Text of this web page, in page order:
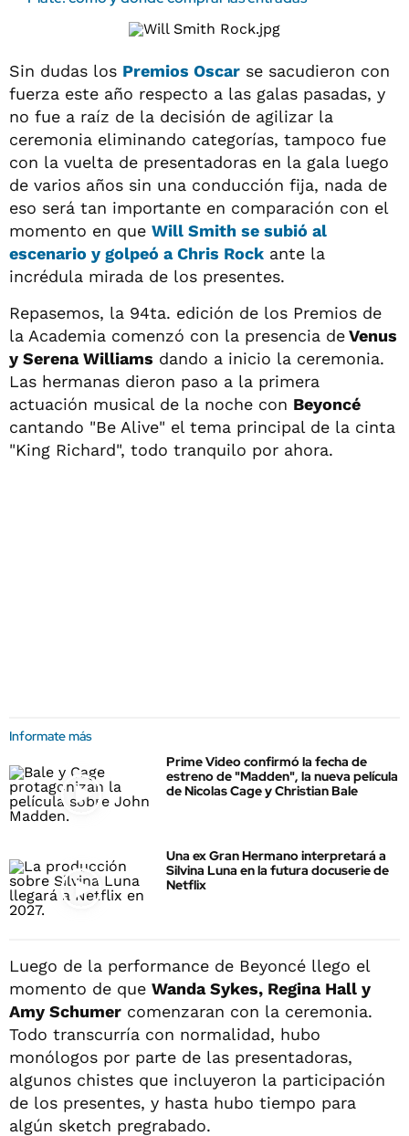
Sin dudas los Premios Oscar se sacudieron con
fuerza este año respecto a las galas pasadas, y
no fue a raíz de la decisión de agilizar la
ceremonia eliminando categorías, tampoco fue
con la vuelta de presentadoras en la gala luego
de varios años sin una conducción fija, nada de
eso será tan importante en comparación con el
momento en que Will Smith se subió al
escenario y golpeó a Chris Rock ante la
incrédula mirada de los presentes.
Repasemos, la 94ta. edición de los Premios de
la Academia comenzó con la presencia deVenus
y Serena Williams dando a inicio la ceremonia.
Las hermanas dieron paso a la primera
actuación musical de la noche con Beyoncé
cantando "Be Alive" el tema principal de la cinta
"King Richard", todo tranquilo por ahora.
Informate más
Prime Video confirmó la fecha de
estreno de "Madden", la nueva película
de Nicolas Cage y Christian Bale
Una ex Gran Hermano interpretará a
Silvina Luna en la futura docuserie de
Netflix
Luego de la performance de Beyoncé llego el
momento de que Wanda Sykes, Regina Hall y
Amy Schumer comenzaran con la ceremonia.
Todo transcurría con normalidad, hubo
monólogos por parte de las presentadoras,
algunos chistes que incluyeron la participación
de los presentes, y hasta hubo tiempo para
algún sketch pregrabado.